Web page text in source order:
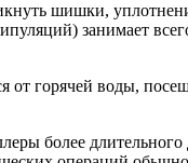
шишки,
занимает
от горячей воды,
более длительного